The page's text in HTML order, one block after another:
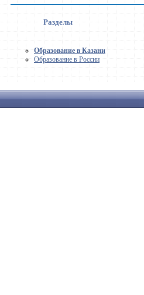
Разделы
Образование в Казани
Образование в России